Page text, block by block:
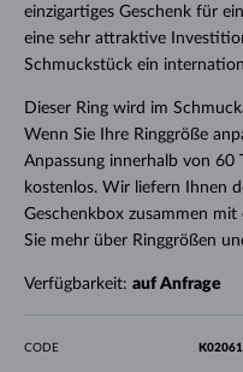
einzigartiges Geschenk für
eine sehr attraktive
Schmuckstück ein
Dieser Ring wird im
Wenn Sie Ihre Ringgröße
Anpassung innerhalb von 60
kostenlos. Wir liefern Ihnen
Geschenkbox zusammen
Sie mehr über Ringgrößen
Verfügbarkeit: auf Anfrage
CODE